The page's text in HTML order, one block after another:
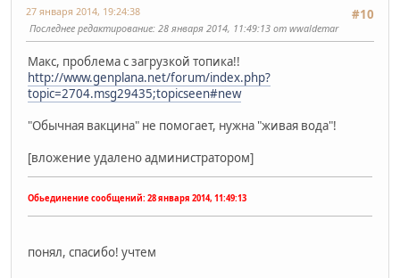
#10
27 января 2014, 19:24:38
Последнее редактирование: 28 января 2014, 11:49:13 от wwaldemar
Макс, проблема с загрузкой топика!!
http://www.genplana.net/forum/index.php?
topic=2704.msg29435;topicseen#new
"Обычная вакцина" не помогает, нужна "живая вода"!
[вложение удалено администратором]
Обьединение сообщений: 28 января 2014, 11:49:13
понял, спасибо! учтем